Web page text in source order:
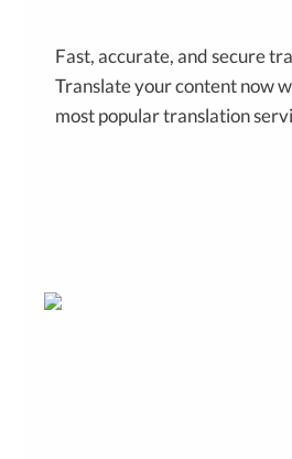
Fast, accurate, and secure
Translate your content now
most popular translation